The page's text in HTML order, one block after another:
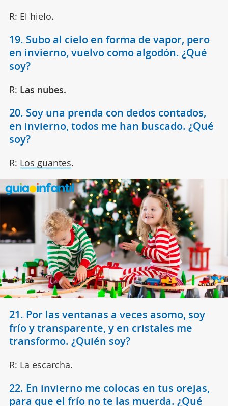
R: El hielo.
19. Subo al cielo en forma de vapor, pero
en invierno, vuelvo como algodón. ¿Qué
soy?
R: Las nubes.
20. Soy una prenda con dedos contados,
en invierno, todos me han buscado. ¿Qué
soy?
R: Los guantes.
21. Por las ventanas a veces asomo, soy
frío y transparente, y en cristales me
transformo. ¿Quién soy?
R: La escarcha.
22. En invierno me colocas en tus orejas,
para que el frío no te las muerda. ¿Qué